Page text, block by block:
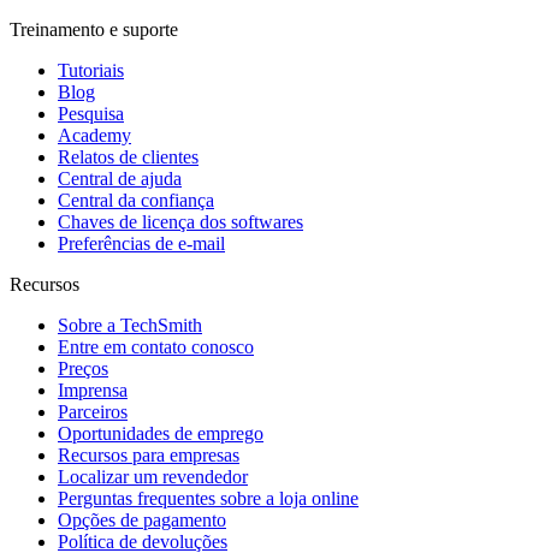
Treinamento e suporte
Tutoriais
Blog
Pesquisa
Academy
Relatos de clientes
Central de ajuda
Central da confiança
Chaves de licença dos softwares
Preferências de e-mail
Recursos
Sobre a TechSmith
Entre em contato conosco
Preços
Imprensa
Parceiros
Oportunidades de emprego
Recursos para empresas
Localizar um revendedor
Perguntas frequentes sobre a loja online
Opções de pagamento
Política de devoluções